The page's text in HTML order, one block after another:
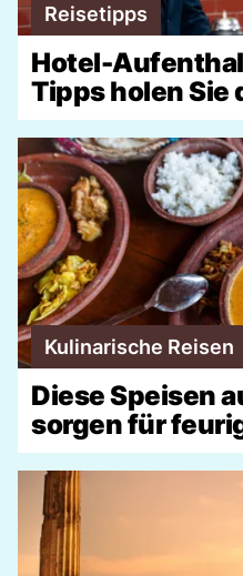
Reisetipps
Hotel-
Tipps holen Sie
Kulinarische Reisen
Diese Speisen
sorgen für